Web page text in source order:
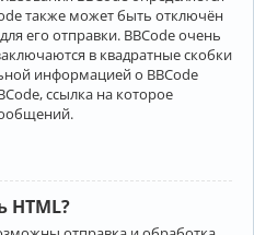
также может быть отключён
его отправки. BBCode очень
в квадратные скобки
информацией о BBCode
ссылка на которое
HTML?